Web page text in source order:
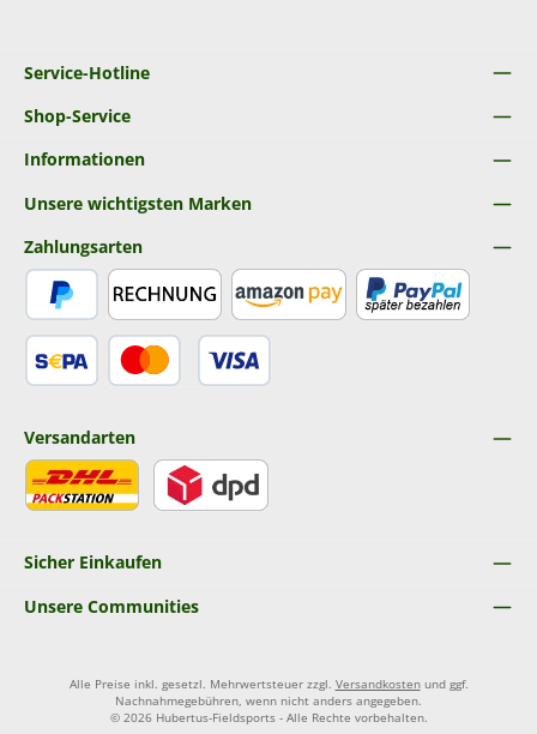
Service-Hotline
Shop-Service
Informationen
Unsere wichtigsten Marken
Sicher Einkaufen
Unsere Communities
Zahlungsarten
Versandarten
Alle Preise inkl. gesetzl. Mehrwertsteuer zzgl. Versandkostenund ggf.
Nachnahmegebühren, wenn nicht anders angegeben.
© 2026 Hubertus-Fieldsports - Alle Rechte vorbehalten.